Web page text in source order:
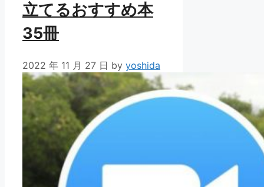
立てるおすすめ本
35冊
2022 年 11 月 27 日 by yoshida